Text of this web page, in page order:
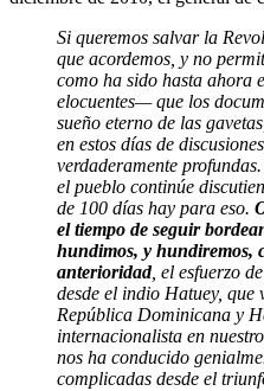
Si queremos salvar la
que acordemos, y no
como ha sido hasta ahora
elocuentes— que los
sueño eterno de las
en estos días de
verdaderamente
el pueblo continúe
de 100 días hay para eso.
el tiempo de seguir
hundimos, y hundiremos,
anterioridad, el esfuerzo
desde el indio Hatuey, que
República Dominicana y
internacionalista en
nos ha conducido
complicadas desde el